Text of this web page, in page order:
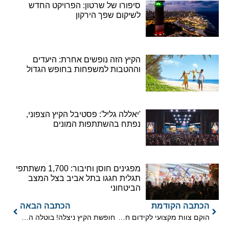
סיפורו של שרטון: הפרויקט החדש
לשיקום שפך הירקון
הקיץ הזה נופשים אחרת: היעדים
וההטבות למשפחות בחופש הגדול
'יאללה גליל': פסטיבל הקיץ הצפוני,
נפתח בהשתתפות המונים
מפגינים חוסן וחיבור: 1,700 משתתפי
תגלית חגגו בתל אביב בצל המצב
הביטחוני
הכתבה הקודמת
הוקם צוות מקצועי לקידום חבילות תיירות לישראל, האמירויות ובחריין
הכתבה הבאה
חופשת הקיץ ניצלה! בוטלה השביתה בנמל התעופה לונדון הית'רו